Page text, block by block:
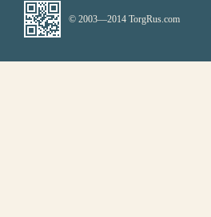
© 2003—2014 TorgRus.com